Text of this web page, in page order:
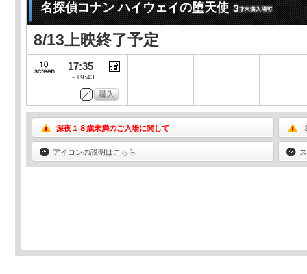
名探偵コナン ハイウェイの堕天使
8/13上映終了予定
17:35
～19:43
深夜１８歳未満のご入場に関して
アイコンの説明はこちら